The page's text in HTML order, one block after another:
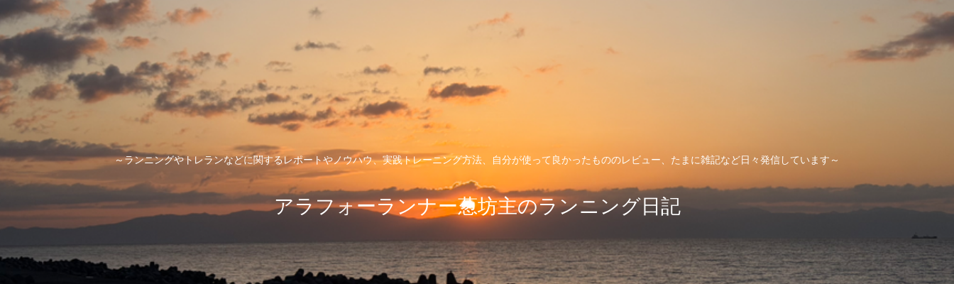
～ランニングやトレランなどに関するレポートやノウハウ、実践トレーニング方法、自分が使って良かったもののレビュー、たまに雑記など日々発信しています～
アラフォーランナー葱坊主のランニング日記